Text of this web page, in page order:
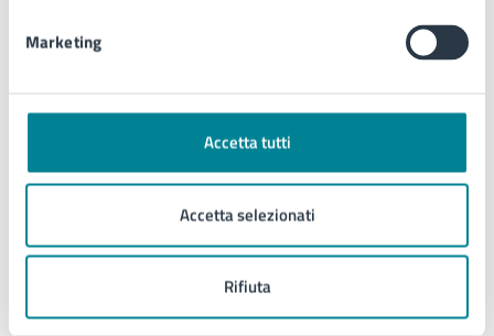
Marketing
Accetta tutti
Accetta selezionati
Rifiuta
E-mail:polizialocalejesolo@legalmail.it
comune.jesolo@legalmail.it